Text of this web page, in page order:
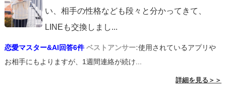
い、相手の性格なども段々と分かってきて、
LINEも交換しまし...
恋愛マスター&AI回答6件 ベストアンサー:使用されているアプリや
お相手にもよりますが、1週間連絡が続け...
詳細を見る＞＞